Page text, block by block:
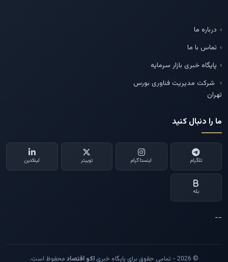
درباره ما
تماس با ما
پایگاه خبری بازار سرمایه
شرکت مدیریت فناوری بورس
تهران
ما را دنبال کنید
تلگرام اینستاگرام توییتر لینکدین
بله
--
© 2026 - تمامی حقوق برای پایگاه خبری اکو اقتصاد محفوظ است.